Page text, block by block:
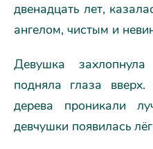
двенадцать лет,
ангелом, чистым и
Девушка
подняла глаза
дерева проникали
девчушки появилась